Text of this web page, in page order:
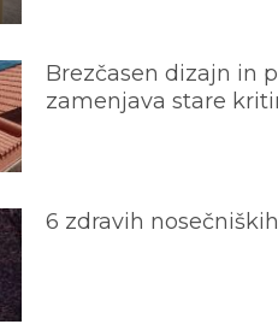
Brezčasen dizajn in
zamenjava stare
6 zdravih